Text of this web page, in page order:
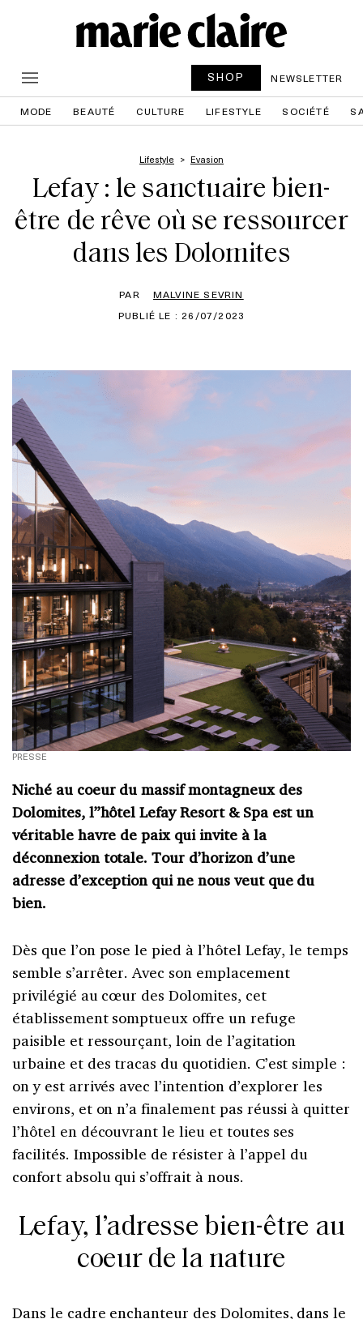
SHOP NEWSLETTER
MODE BEAUTÉ CULTURE LIFESTYLE SOCIÉTÉ
Lifestyle Evasion
Lefay : le sanctuaire bien-
être de rêve où se ressourcer
dans les Dolomites
PAR
MALVINE SEVRIN
PUBLIÉ LE : 26/07/2023
PRESSE
Niché au coeur du massif montagneux des
Dolomites, l”hôtel Lefay Resort & Spa est un
véritable havre de paix qui invite à la
déconnexion totale. Tour d’horizon d’une
adresse d’exception qui ne nous veut que du
bien.
Dès que l’on pose le pied à l’hôtel Lefay, le temps
semble s’arrêter. Avec son emplacement
privilégié au cœur des Dolomites, cet
établissement somptueux offre un refuge
paisible et ressourçant, loin de l’agitation
urbaine et des tracas du quotidien. C’est simple :
on y est arrivés avec l’intention d’explorer les
environs, et on n’a finalement pas réussi à quitter
l’hôtel en découvrant le lieu et toutes ses
facilités. Impossible de résister à l’appel du
confort absolu qui s’offrait à nous.
Lefay, l’adresse bien-être au
coeur de la nature
Dans le cadre enchanteur des Dolomites, dans le